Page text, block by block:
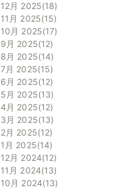
12月 2025 18
11月 2025 15
10月 2025 17
9月 2025 12
8月 2025 14
7月 2025 15
6月 2025 12
5月 2025 13
4月 2025 12
3月 2025 13
2月 2025 12
1月 2025 14
12月 2024 12
11月 2024 13
10月 2024 13